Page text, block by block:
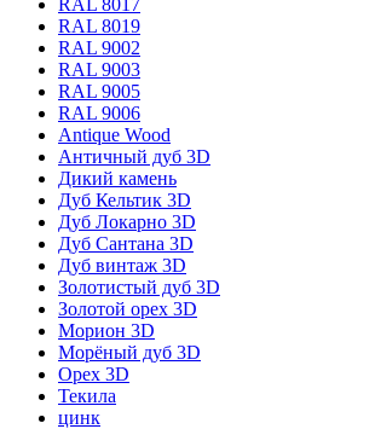
RAL 8019
RAL 9002
RAL 9003
RAL 9005
RAL 9006
Antique Wood
Античный дуб 3D
Дикий камень
Дуб Кельтик 3D
Дуб Локарно 3D
Дуб Сантана 3D
Дуб винтаж 3D
Золотистый дуб 3D
Золотой орех 3D
Морион 3D
Морёный дуб 3D
Орех 3D
Текила
цинк